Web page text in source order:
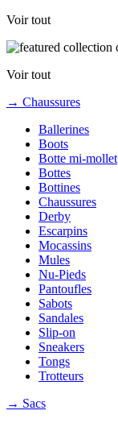
Voir tout
Voir tout
→ Chaussures
Ballerines
Boots
Botte mi-mollet
Bottes
Bottines
Chaussures
Derby
Escarpins
Mocassins
Mules
Nu-Pieds
Pantoufles
Sabots
Sandales
Slip-on
Sneakers
Tongs
Trotteurs
→ Sacs